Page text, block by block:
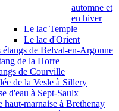
automne et
en hiver
Le lac Temple
Le lac d'Orient
étangs de Belval-en-Argonne
de la Horre
de Courville
de la Vesle à Sillery
d'eau à Sept-Saulx
haut-marnaise à Brethenay